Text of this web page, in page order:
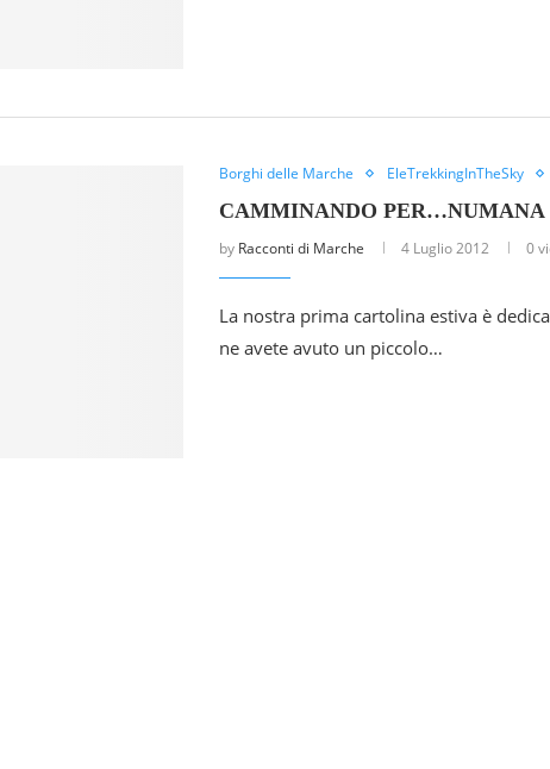
Borghi delle Marche EleTrekkingInTheSky
CAMMINANDO PER…NUMANA
by Racconti di Marche 4 Luglio 2012 0
La nostra prima cartolina estiva è
ne avete avuto un piccolo…